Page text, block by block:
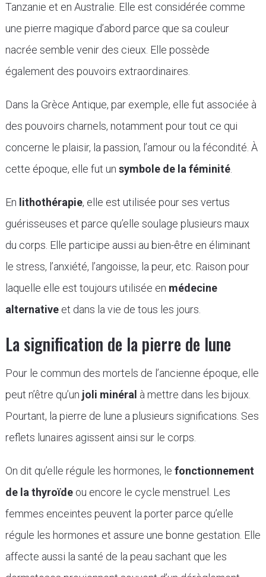
Tanzanie et en Australie. Elle est considérée comme
une pierre magique d’abord parce que sa couleur
nacrée semble venir des cieux. Elle possède
également des pouvoirs extraordinaires.
Dans la Grèce Antique, par exemple, elle fut associée à
des pouvoirs charnels, notamment pour tout ce qui
concerne le plaisir, la passion, l’amour ou la fécondité. À
cette époque, elle fut un symbole de la féminité.
En lithothérapie, elle est utilisée pour ses vertus
guérisseuses et parce qu’elle soulage plusieurs maux
du corps. Elle participe aussi au bien-être en éliminant
le stress, l’anxiété, l’angoisse, la peur, etc. Raison pour
laquelle elle est toujours utilisée en médecine
alternativeet dans la vie de tous les jours.
La signification de la pierre de lune
Pour le commun des mortels de l’ancienne époque, elle
peut n’être qu’un joli minéral à mettre dans les bijoux.
Pourtant, la pierre de lune a plusieurs significations. Ses
reflets lunaires agissent ainsi sur le corps.
On dit qu’elle régule les hormones, le fonctionnement
de la thyroïdeou encore le cycle menstruel. Les
femmes enceintes peuvent la porter parce qu’elle
régule les hormones et assure une bonne gestation. Elle
affecte aussi la santé de la peau sachant que les